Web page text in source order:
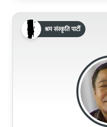
श्रम संस्कृति पार्टी